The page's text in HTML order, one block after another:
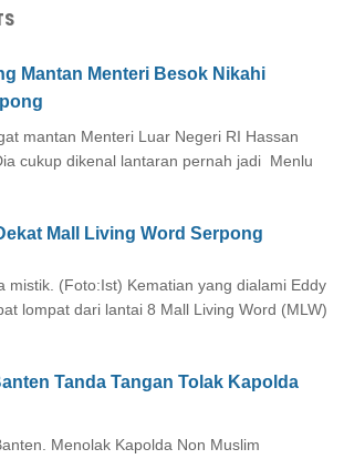
Mantan Menteri Besok Nikahi
mantan Menteri Luar Negeri RI Hassan
cukup dikenal lantaran pernah jadi Menlu
Mall Living Word Serpong
mistik. (Foto:Ist) Kematian yang dialami Eddy
lompat dari lantai 8 Mall Living Word (MLW)
Tanda Tangan Tolak Kapolda
Menolak Kapolda Non Muslim